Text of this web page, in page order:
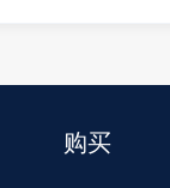
购买